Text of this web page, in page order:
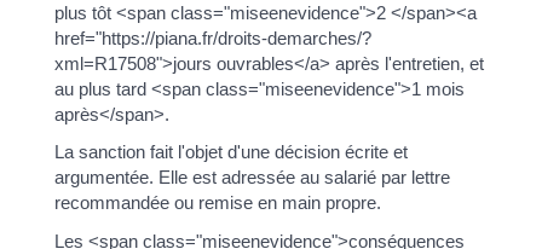
plus tôt <span class="miseenevidence">2 </span><a
href="https://piana.fr/droits-demarches/?
xml=R17508">jours ouvrables</a> après l'entretien, et
au plus tard <span class="miseenevidence">1 mois
après</span>.
La sanction fait l'objet d'une décision écrite et
argumentée. Elle est adressée au salarié par lettre
recommandée ou remise en main propre.
Les <span class="miseenevidence">conséquences